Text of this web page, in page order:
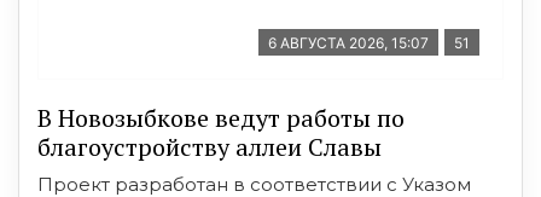
6 АВГУСТА 2026, 15:07 51
В Новозыбкове ведут работы по
благоустройству аллеи Славы
Проект разработан в соответствии с Указом